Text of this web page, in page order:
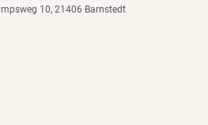
10, 21406 Barnstedt